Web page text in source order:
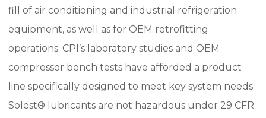
fill of air conditioning and industrial refrigeration
equipment, as well as for OEM retrofitting
operations. CPI’s laboratory studies and OEM
compressor bench tests have afforded a product
line specifically designed to meet key system needs.
Solest® lubricants are not hazardous under 29 CFR